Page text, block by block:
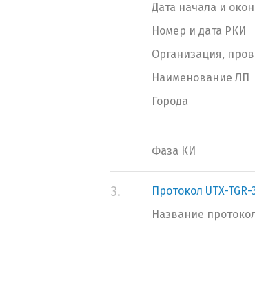
Дата начала и
Номер и дата РКИ
Организация,
Наименование ЛП
Города
Фаза КИ
3.
Протокол UTX-TGR-
Название